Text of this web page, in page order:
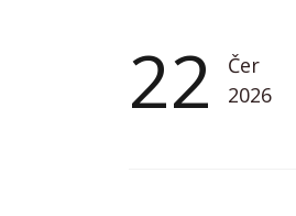
22
Čer
2026